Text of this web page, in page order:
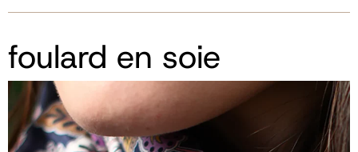
foulard en soie